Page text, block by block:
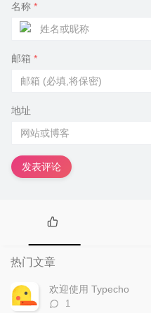
名称 *
邮箱 *
地址
发表评论
门
文
章
热门文章
欢迎使用 Typecho
评1